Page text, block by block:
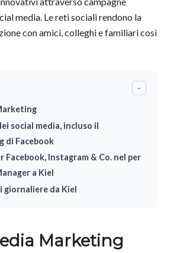
media. Le reti sociali rendono la
con amici, colleghi e familiari così
-
social media, incluso il
di Facebook
Instagram & Co. nel per
a Kiel
giornaliere da Kiel
Marketing